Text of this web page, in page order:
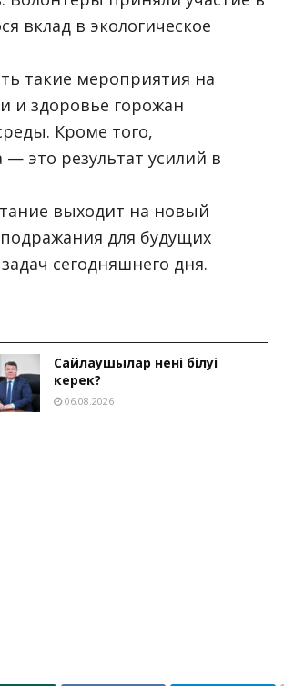
вклад в экологическое
такие мероприятия на
и здоровье горожан
Кроме того,
это результат усилий в
выходит на новый
для будущих
сегодняшнего дня.
Сайлаушылар нені білуі
керек?
06.08.2026